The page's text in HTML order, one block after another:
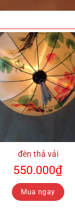
đèn thả vải
550.000₫
Mua ngay